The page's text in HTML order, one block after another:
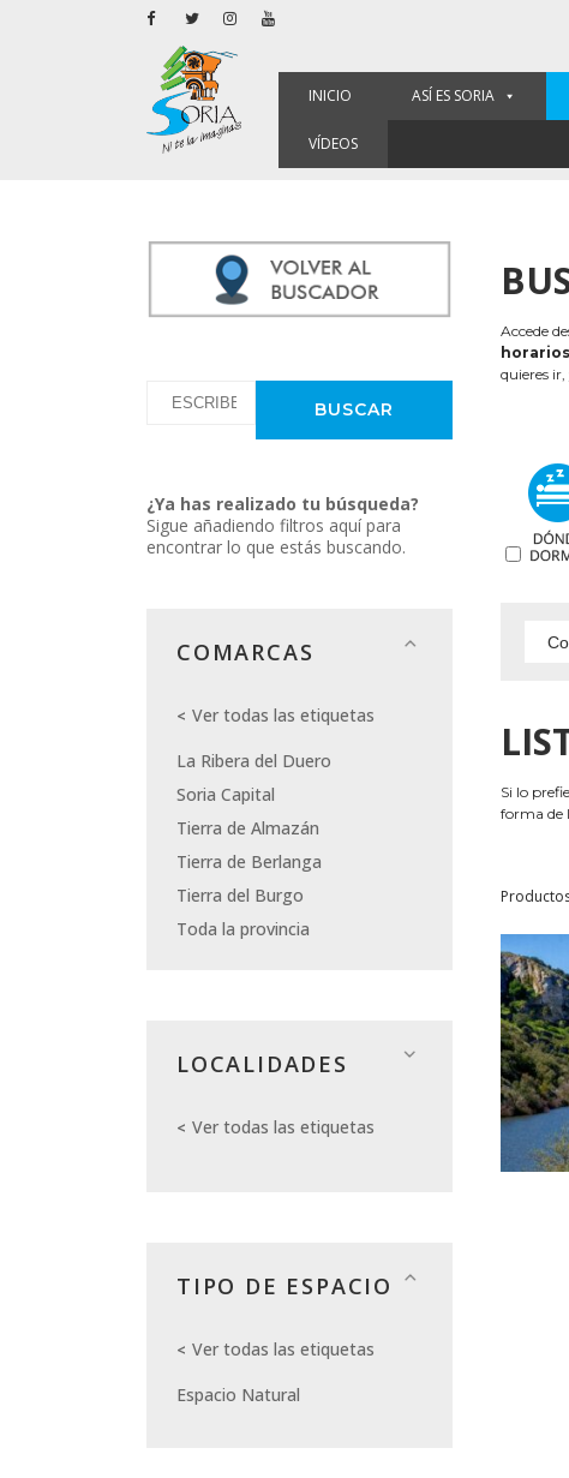
INICIO ASÍ ES SORIA
VÍDEOS
¿Ya has realizado tu búsqueda?
Sigue añadiendo filtros aquí para
encontrar lo que estás buscando.
COMARCAS
Ver todas las etiquetas
La Ribera del Duero
Soria Capital
Tierra de Almazán
Tierra de Berlanga
Tierra del Burgo
Toda la provincia
LOCALIDADES
Ver todas las etiquetas
TIPO DE ESPACIO
Ver todas las etiquetas
Espacio Natural
Accede
quieres
Si lo
forma de